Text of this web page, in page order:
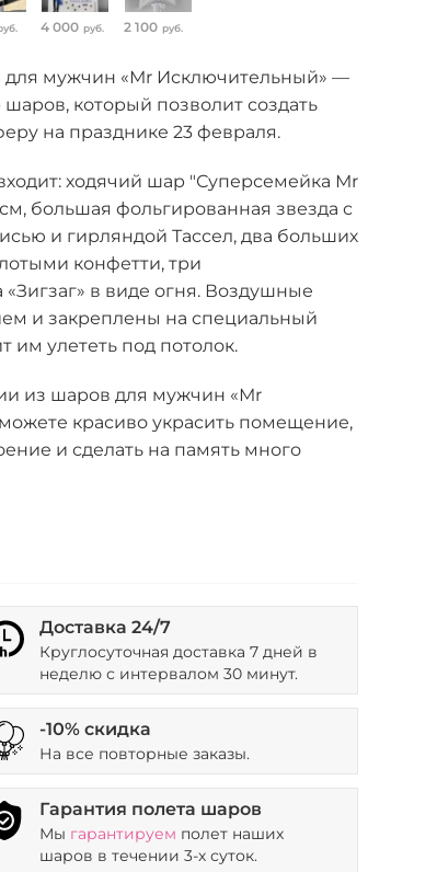
4 000 руб. 2 100 руб.
мужчин «Мr Исключительный» —
который позволит создать
на празднике 23 февраля.
ходячий шар "Суперсемейка Мr
большая фольгированная звезда с
и гирляндой Тассел, два больших
конфетти, три
в виде огня. Воздушные
и закреплены на специальный
им улететь под потолок.
из шаров для мужчин «Мr
красиво украсить помещение,
и сделать на память много
Доставка 24/7
Круглосуточная доставка 7 дней в
неделю с интервалом 30 минут.
-10% скидка
На все повторные заказы.
Гарантия полета шаров
Мы гарантируем полет наших
шаров в течении 3-х суток.